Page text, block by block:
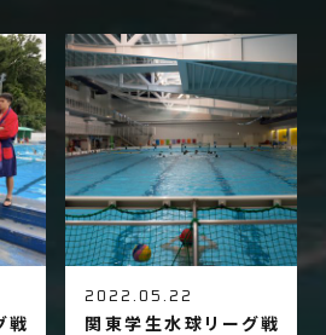
戦
2022.05.22
関東学生水球リーグ戦